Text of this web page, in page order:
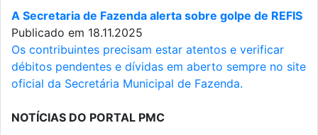
A Secretaria de Fazenda alerta sobre golpe de REFIS
Publicado em 18.11.2025
Os contribuintes precisam estar atentos e verificar
débitos pendentes e dívidas em aberto sempre no site
oficial da Secretária Municipal de Fazenda.
NOTÍCIAS DO PORTAL PMC